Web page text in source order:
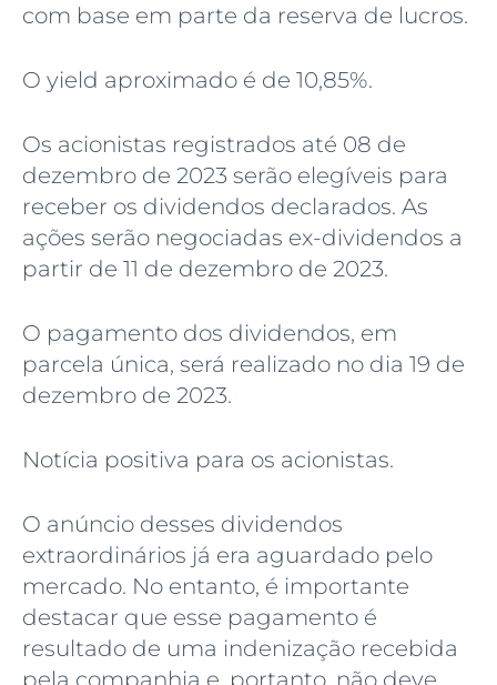
com base em parte da reserva de lucros.
O yield aproximado é de 10,85%.
Os acionistas registrados até 08 de
dezembro de 2023 serão elegíveis para
receber os dividendos declarados. As
ações serão negociadas ex-dividendos a
partir de 11 de dezembro de 2023.
O pagamento dos dividendos, em
parcela única, será realizado no dia 19 de
dezembro de 2023.
Notícia positiva para os acionistas.
O anúncio desses dividendos
extraordinários já era aguardado pelo
mercado. No entanto, é importante
destacar que esse pagamento é
resultado de uma indenização recebida
pela companhia e, portanto, não deve